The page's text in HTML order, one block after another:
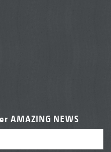
AMAZING NEWS